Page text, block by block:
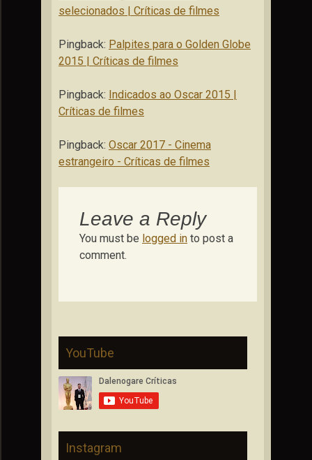
selecionados | Críticas de filmes
Pingback: Palpites para o Golden Globe
2015 | Críticas de filmes
Pingback: Indicados ao Oscar 2015 |
Críticas de filmes
Pingback: Oscar 2017 - Cinema
estrangeiro - Críticas de filmes
Leave a Reply
You must be logged in to post a
comment.
YouTube
Instagram